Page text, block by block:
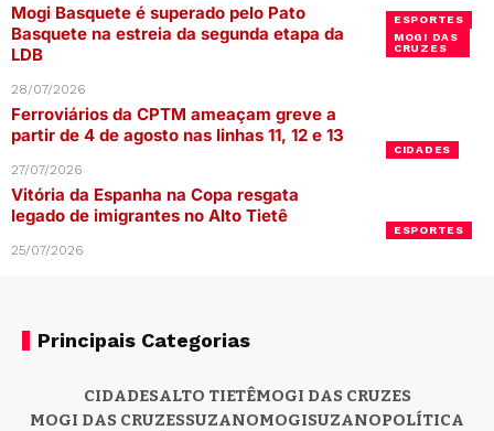
ESPORTES
MOGI DAS
CRUZES
Mogi Basquete é superado pelo Pato
Basquete na estreia da segunda etapa da
LDB
28/07/2026
CIDADES
Ferroviários da CPTM ameaçam greve a
partir de 4 de agosto nas linhas 11, 12 e 13
27/07/2026
ESPORTES
Vitória da Espanha na Copa resgata
legado de imigrantes no Alto Tietê
25/07/2026
Principais Categorias
CIDADESALTO TIETÊMOGI DAS CRUZES
MOGI DAS CRUZESSUZANOMOGISUZANOPOLÍTICA